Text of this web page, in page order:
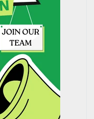
Septic Sơn Hà
Số người sử